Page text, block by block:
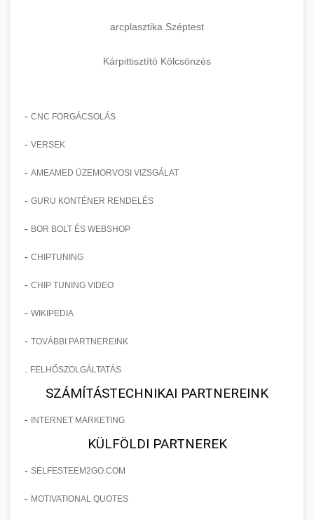
arcplasztika Széptest
Kárpittisztító Kölcsönzés
- CNC FORGÁCSOLÁS
- VERSEK
- AMEAMED ÜZEMORVOSI VIZSGÁLAT
- GURU KONTÉNER RENDELÉS
- BOR BOLT ÉS WEBSHOP
- CHIPTUNING
- CHIP TUNING VIDEO
- WIKIPEDIA
- TOVÁBBI PARTNEREINK
FELHŐSZOLGÁLTATÁS
SZÁMÍTÁSTECHNIKAI PARTNEREINK
- INTERNET MARKETING
KÜLFÖLDI PARTNEREK
- SELFESTEEM2GO.COM
- MOTIVATIONAL QUOTES